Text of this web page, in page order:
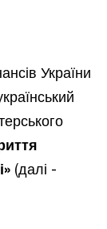
України
(далі -